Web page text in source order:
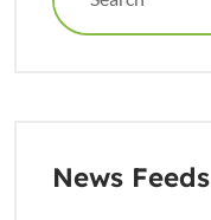
News Feeds